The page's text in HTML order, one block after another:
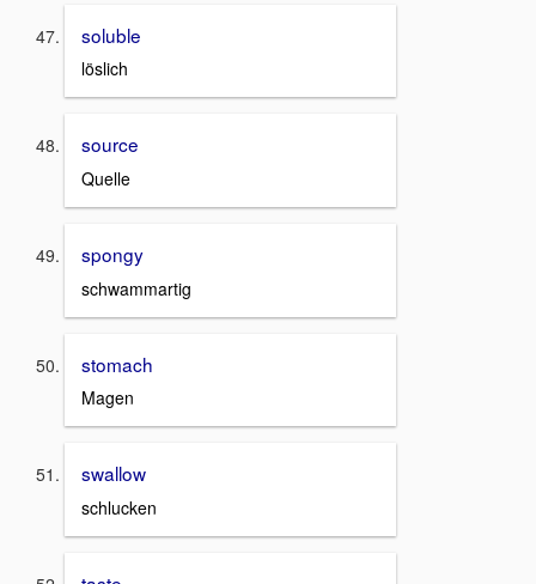
soluble
löslich
source
Quelle
spongy
schwammartig
stomach
Magen
swallow
schlucken